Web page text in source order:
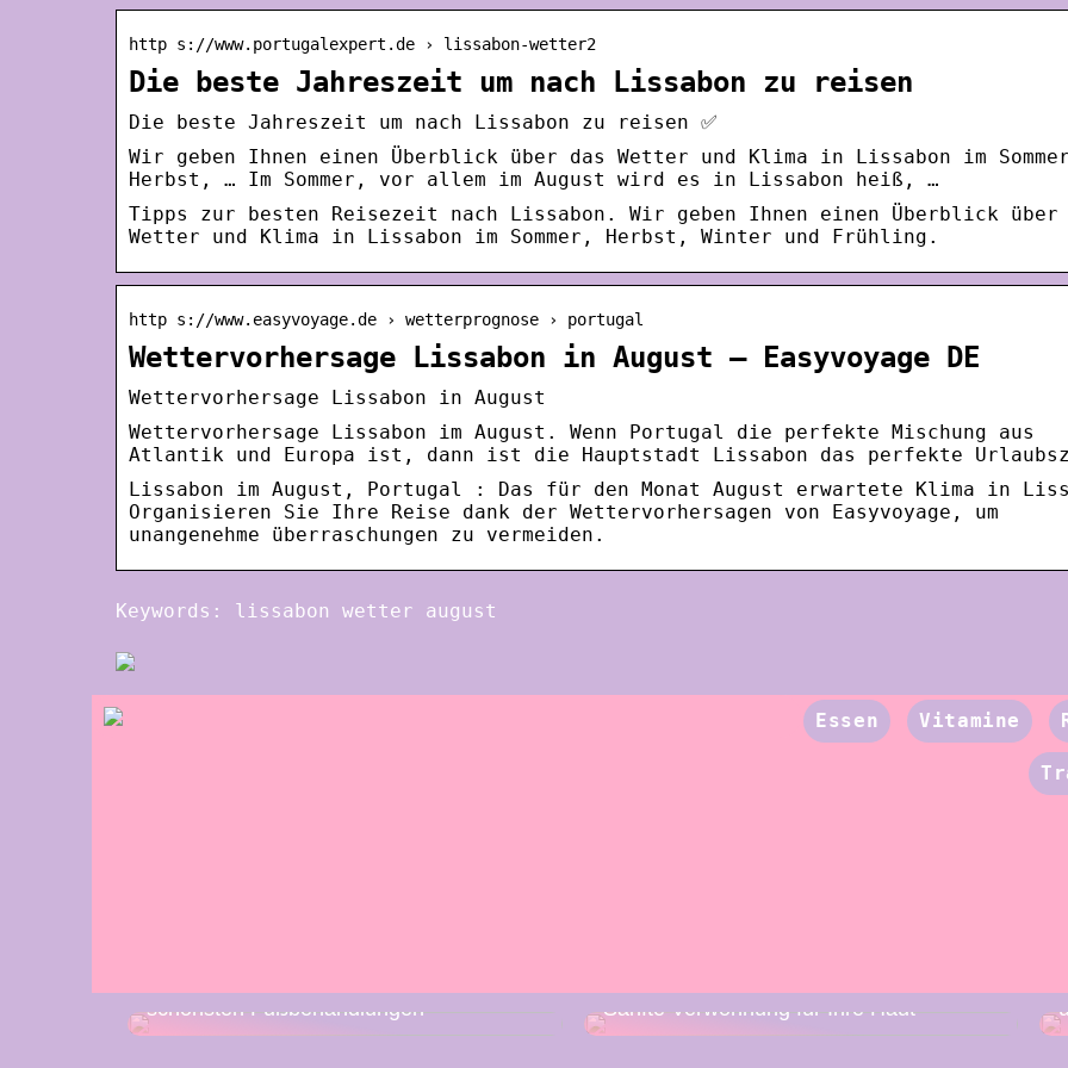
http s://www.portugalexpert.de › lissabon-wetter2
Die beste Jahreszeit um nach Lissabon zu reisen
Die beste Jahreszeit um nach Lissabon zu reisen ✅
Wir geben Ihnen einen Überblick über das Wetter und Klima in Lissabon im
Herbst, … Im Sommer, vor allem im August wird es in Lissabon heiß, …
Tipps zur besten Reisezeit nach Lissabon. Wir geben Ihnen einen Überblick über
Wetter und Klima in Lissabon im Sommer, Herbst, Winter und Frühling.
http s://www.easyvoyage.de › wetterprognose › portugal
Wettervorhersage Lissabon in August – Easyvoyage DE
Wettervorhersage Lissabon in August
Wettervorhersage Lissabon im August. Wenn Portugal die perfekte Mischung aus
Atlantik und Europa ist, dann ist die Hauptstadt Lissabon das perfekte
Lissabon im August, Portugal : Das für den Monat August erwartete Klima in
Organisieren Sie Ihre Reise dank der Wettervorhersagen von Easyvoyage, um
unangenehme überraschungen zu vermeiden.
Keywords: lissabon wetter august
Essen Vitamine
schönsten Fußbehandlungen
Sanfte Verwöhnung für Ihre Haut